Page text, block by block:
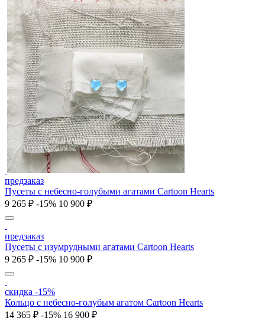
предзаказ
Пусеты c небесно-голубыми агатами Cartoon Hearts
9 265 ₽ -15% 10 900 ₽
предзаказ
Пусеты c изумрудными агатами Cartoon Hearts
9 265 ₽ -15% 10 900 ₽
скидка -15%
Кольцо c небесно-голубым агатом Cartoon Hearts
14 365 ₽ -15% 16 900 ₽